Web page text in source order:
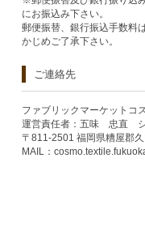
にお振込み下さい。
郵便振替、銀行振込手数料
かじめご了承下さい。
ご連絡先
ファブリックマーケットコ
運営責任者：五味 忠直
〒811-2501 福岡県糟屋郡
MAIL：